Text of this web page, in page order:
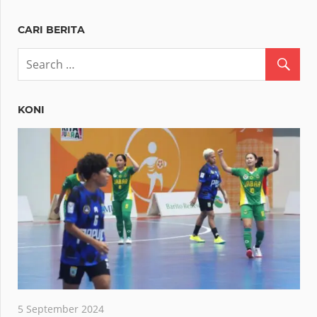
CARI BERITA
KONI
5 September 2024